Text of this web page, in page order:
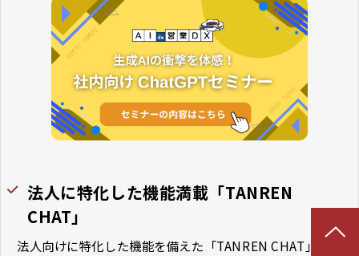
法人に特化した機能満載「TANREN
CHAT」
法人向けに特化した機能を備えた「TANREN CHAT」を